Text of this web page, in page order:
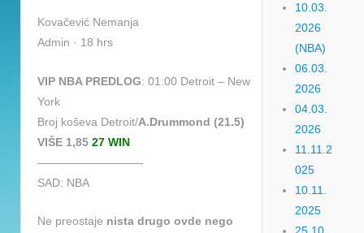
Kovačević Nemanja
Admin · 18 hrs
VIP NBA PREDLOG: 01:00 Detroit – New
York
Broj koševa Detroit/A.Drummond (21.5)
VIŠE 1,85 27 WIN
—————————-
SAD: NBA
Ne preostaje nista drugo ovde nego
10.03.
2026
(NBA)
06.03.
2026
04.03.
2026
11.11.2
025
10.11.
2025